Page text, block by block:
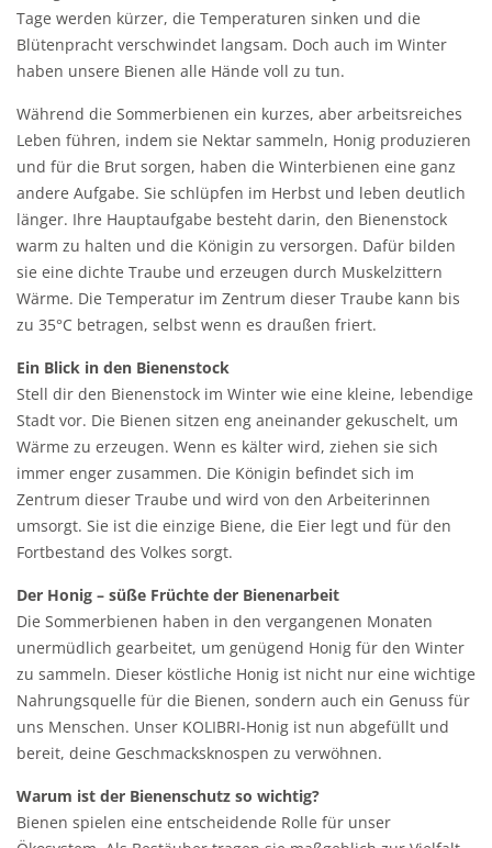
Tage werden kürzer, die Temperaturen sinken und die
Blütenpracht verschwindet langsam. Doch auch im Winter
haben unsere Bienen alle Hände voll zu tun.
Während die Sommerbienen ein kurzes, aber arbeitsreiches
Leben führen, indem sie Nektar sammeln, Honig produzieren
und für die Brut sorgen, haben die Winterbienen eine ganz
andere Aufgabe. Sie schlüpfen im Herbst und leben deutlich
länger. Ihre Hauptaufgabe besteht darin, den Bienenstock
warm zu halten und die Königin zu versorgen. Dafür bilden
sie eine dichte Traube und erzeugen durch Muskelzittern
Wärme. Die Temperatur im Zentrum dieser Traube kann bis
zu 35°C betragen, selbst wenn es draußen friert.
Ein Blick in den Bienenstock
Stell dir den Bienenstock im Winter wie eine kleine, lebendige
Stadt vor. Die Bienen sitzen eng aneinander gekuschelt, um
Wärme zu erzeugen. Wenn es kälter wird, ziehen sie sich
immer enger zusammen. Die Königin befindet sich im
Zentrum dieser Traube und wird von den Arbeiterinnen
umsorgt. Sie ist die einzige Biene, die Eier legt und für den
Fortbestand des Volkes sorgt.
Der Honig – süße Früchte der Bienenarbeit
Die Sommerbienen haben in den vergangenen Monaten
unermüdlich gearbeitet, um genügend Honig für den Winter
zu sammeln. Dieser köstliche Honig ist nicht nur eine wichtige
Nahrungsquelle für die Bienen, sondern auch ein Genuss für
uns Menschen. Unser KOLIBRI-Honig ist nun abgefüllt und
bereit, deine Geschmacksknospen zu verwöhnen.
Warum ist der Bienenschutz so wichtig?
Bienen spielen eine entscheidende Rolle für unser